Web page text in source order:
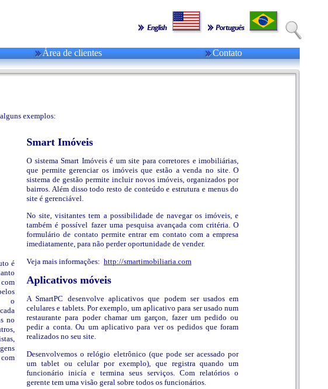
Área de clientes Contato
exemplos:
é
o
no
Smart Imóveis
O sistema Smart Imóveis é um site para corretores e imobiliárias,
que permite gerenciar os imóveis que estão a venda no site. O
sistema de gestão permite incluir novos imóveis, organizados por
bairros. Além disso todo resto de conteúdo e estrutura e menus do
site é gerenciável.
No site, visitantes tem a possibilidade de navegar os imóveis, e
também é possível fazer uma pesquisa avançada com critéria. O
formulário de contato permite entrar em contato com a empresa
imediatamente, para não perder oportunidade de vender.
Veja mais informações:http://smartimobiliaria.com
Aplicativos móveis
A SmartPC desenvolve aplicativos que podem ser usados em
celulares e tablets. Por exemplo, um aplicativo para ser usado num
restaurante para poder chamar um garçon, fazer um pedido ou
pedir a conta. Ou um aplicativo para ver os pedidos que foram
realizados no seu site.
Desenvolvemos o relógio eletrônico (que pode ser acessado por
um tablet ou celular por exemplo), que registra quando um
funcionário inicía e termina seus serviços. Com relatórios o
gerente tem uma visão geral sobre todos os funcionários.